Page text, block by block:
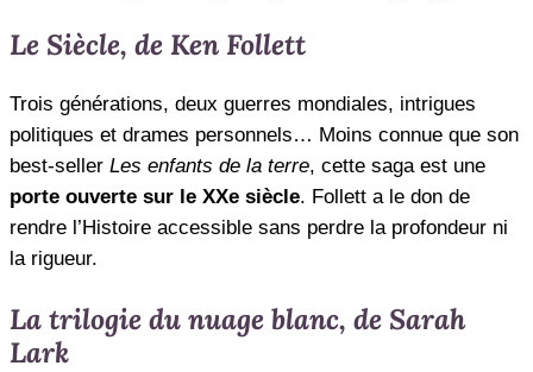
Le Siècle, de Ken Follett
Trois générations, deux guerres mondiales, intrigues
politiques et drames personnels… Moins connue que son
best-seller Les enfants de la terre, cette saga est une
porte ouverte sur le XXe siècle. Follett a le don de
rendre l’Histoire accessible sans perdre la profondeur ni
la rigueur.
La trilogie du nuage blanc, de Sarah
Lark